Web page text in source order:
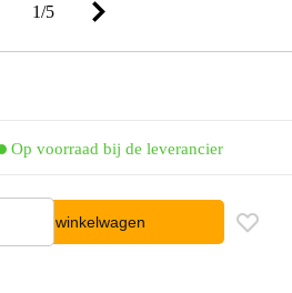
1/5
Op voorraad bij de leverancier
In winkelwagen